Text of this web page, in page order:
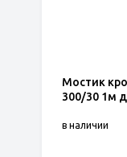
Мостик
300/30 1м
в наличии